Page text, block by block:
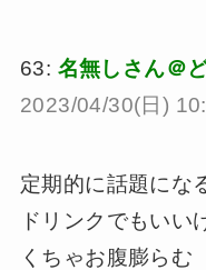
63: 名無しさん＠
2023/04/30(日)
定期的に話題にな
ドリンクでもいい
くちゃお腹膨らむ